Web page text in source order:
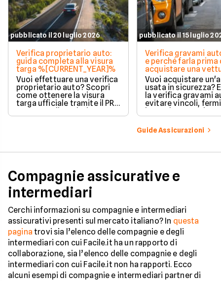
pubblicato il 20 luglio 2026
Verifica proprietario auto:
guida completa alla visura
targa %[CURRENT_YEAR]%
Vuoi effettuare una verifica
proprietario auto? Scopri
come ottenere la visura
targa ufficiale tramite il PRA
per controllare dati e
vincoli in totale sicurezza.
pubblicato il 15 luglio
Verifica gravami
e perché farla prima
acquistare una
Vuoi acquistare
usata in sicurezza?
la verifica gravami
evitare vincoli,
ipoteche. Scopri
tutelare il tuo
Guide Assicurazioni
Compagnie assicurative e
intermediari
Cerchi informazioni su compagnie e intermediari
assicurativi presenti sul mercato italiano? In questa
pagina trovi sia l’elenco delle compagnie e degli
intermediari con cui Facile.it ha un rapporto di
collaborazione, sia l’elenco delle compagnie e degli
intermediari con cui Facile.it non ha rapporti. Ecco
alcuni esempi di compagnie e intermediari partner di